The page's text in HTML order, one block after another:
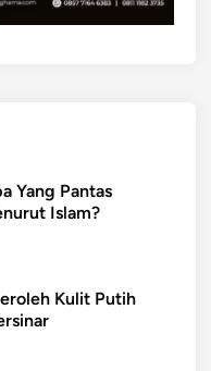
Yang Pantas
Islam?
Kulit Putih